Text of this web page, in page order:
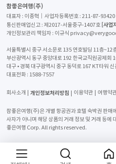
참좋은여행(주)
대표자 : 이종혁│사업자등록번호 : 211-87-93420
통신판매업신고 : 제2017-서울중구-1407호 [사업
개인정보관리 책임자 : 이규식
서울특별시 중구 서소문로 135 연호빌딩 11층~12
부산광역시 동구 중앙대로 192 한국교직원공제회
대구 • 경북 대구광역시 중구 동덕로 167 KT타워
대표전화 : 1588-7557
회사소개 개인정보처리방침 이용약관 여행약
참좋은여행(주)은 개별 항공권과 호텔 숙박권 판매
사자가 아니며 해당 상품의 거래 정보 및 거래 등
좋은여행 Corp. All rights reserved.